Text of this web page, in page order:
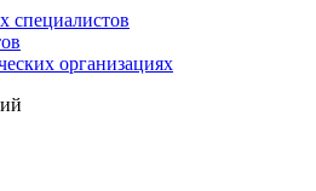
специалистов
организациях